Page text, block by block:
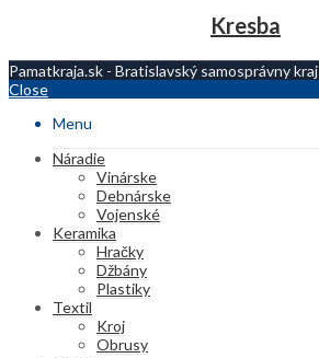
Kresba
Pamatkraja.sk - Bratislavský samosprávny kraj
Close
Menu
Náradie
Vinárske
Debnárske
Vojenské
Keramika
Hračky
Džbány
Plastiky
Textil
Kroj
Obrusy